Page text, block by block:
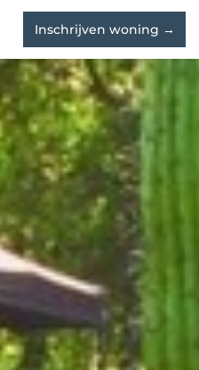
Inschrijven woning →
Waterloft Skyloft